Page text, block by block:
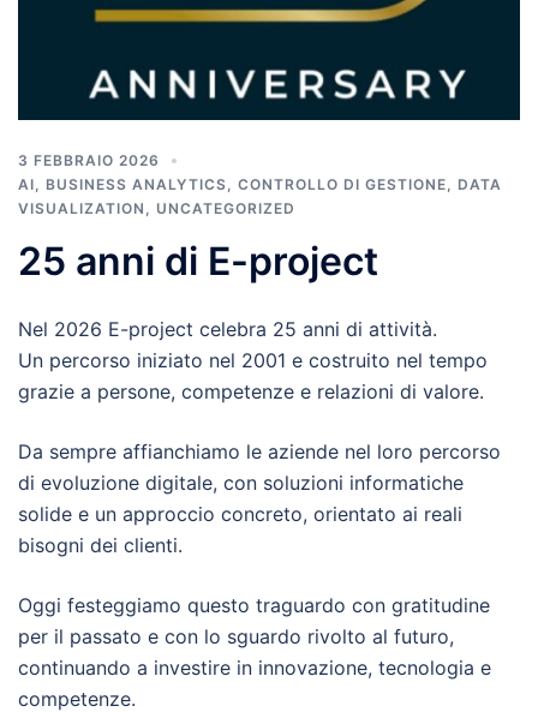
3 FEBBRAIO 2026
AI
BUSINESS ANALYTICS CONTROLLO DI GESTIONE
DATA
VISUALIZATION
UNCATEGORIZED
25 anni di E-project
Nel 2026 E-project celebra 25 anni di attività.
Un percorso iniziato nel 2001 e costruito nel tempo
grazie a persone, competenze e relazioni di valore.
Da sempre affianchiamo le aziende nel loro percorso
di evoluzione digitale, con soluzioni informatiche
solide e un approccio concreto, orientato ai reali
bisogni dei clienti.
Oggi festeggiamo questo traguardo con gratitudine
per il passato e con lo sguardo rivolto al futuro,
continuando a investire in innovazione, tecnologia e
competenze.